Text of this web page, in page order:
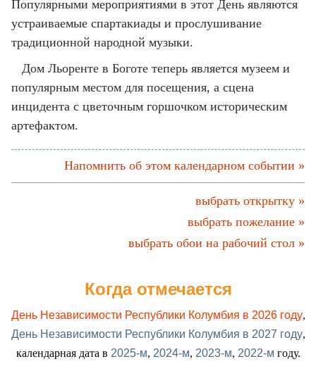
Популярными мероприятиями в этот День являются
устраиваемые спартакиады и прослушивание
традиционной народной музыки.
Дом Льоренте в Боготе теперь является музеем и
популярным местом для посещения, а сцена
инцидента с цветочным горшочком историческим
артефактом.
Напомнить об этом календарном событии »
выбрать открытку »
выбрать пожелание »
выбрать обои на рабочий стол »
Когда отмечается
День Независимости Республики Колумбия в 2026 году,
День Независимости Республики Колумбия в 2027 году,
календарная дата в 2025-м, 2024-м, 2023-м, 2022-м году.